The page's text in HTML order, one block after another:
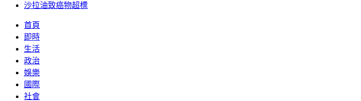
沙拉油致癌物超標
首頁
即時
生活
政治
娛樂
國際
社會